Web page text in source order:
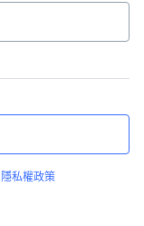
隱私權政策